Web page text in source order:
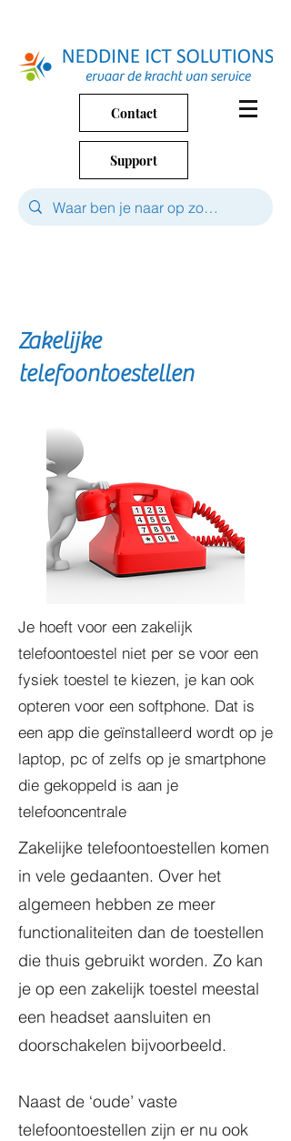
Contact
Support
Zakelijke
telefoontoestellen
Je hoeft voor een zakelijk
telefoontoestel niet per se voor een
fysiek toestel te kiezen, je kan ook
opteren voor een softphone. Dat is
een app die geïnstalleerd wordt op je
laptop, pc of zelfs op je smartphone
die gekoppeld is aan je
telefooncentrale
Zakelijke telefoontoestellen komen
in vele gedaanten. Over het
algemeen hebben ze meer
functionaliteiten dan de toestellen
die thuis gebruikt worden. Zo kan
je op een zakelijk toestel meestal
een headset aansluiten en
doorschakelen bijvoorbeeld.
Naast de ‘oude’ vaste
telefoontoestellen zijn er nu ook